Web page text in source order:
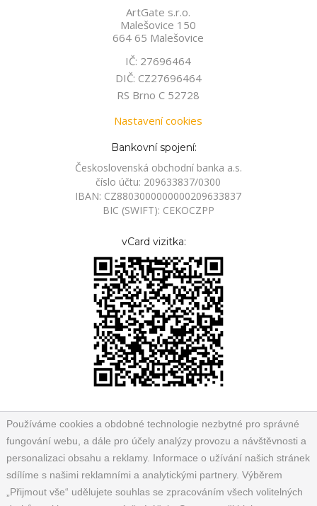
ArtGate s.r.o.
Malešovice 150
664 65 Malešovice
IČ: 27696464
DIČ: CZ27696464
RS Brno C 52728
Nastavení cookies
Bankovní spojení:
Československá obchodní banka a.s.
číslo účtu: 209633837/0300
IBAN: CZ8803000000000209633837
BIC (SWIFT): CEKOCZPP
vCard vizitka:
Používáme cookies a obdobné technologie nezbytné pro správné
fungování webu, a dále pro účely analýzy provozu a návštěvnosti a
personalizaci obsahu a reklamy. Informace o užívání našich stránek
sdílíme s našimi reklamními a analytickými partnery. Výběrem
„Přijmout vše“ udělujete souhlas se zpracováním všech volitelných